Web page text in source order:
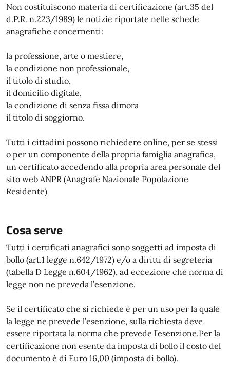
Non costituiscono materia di certificazione (art.35 del
d.P.R. n.223/1989) le notizie riportate nelle schede
anagrafiche concernenti:
la professione, arte o mestiere,
la condizione non professionale,
il titolo di studio,
il domicilio digitale,
la condizione di senza fissa dimora
il titolo di soggiorno.
Tutti i cittadini possono richiedere online, per se stessi
o per un componente della propria famiglia anagrafica,
un certificato accedendo alla propria area personale del
sito web ANPR (Anagrafe Nazionale Popolazione
Residente)
Cosa serve
Tutti i certificati anagrafici sono soggetti ad imposta di
bollo (art.1 legge n.642/1972) e/o a diritti di segreteria
(tabella D Legge n.604/1962), ad eccezione che norma di
legge non ne preveda l’esenzione.
Se il certificato che si richiede è per un uso per la quale
la legge ne prevede l’esenzione, sulla richiesta deve
essere riportata la norma che prevede l’esenzione.Per la
certificazione non esente da imposta di bollo il costo del
documento è di Euro 16,00 (imposta di bollo).